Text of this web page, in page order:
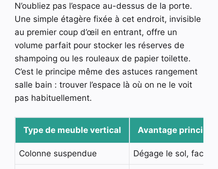
N’oubliez pas l’espace au-dessus de la porte.
Une simple étagère fixée à cet endroit, invisible
au premier coup d’œil en entrant, offre un
volume parfait pour stocker les réserves de
shampoing ou les rouleaux de papier toilette.
C’est le principe même des astuces rangement
salle bain : trouver l’espace là où on ne le voit
pas habituellement.
Type de meuble vertical Avantage principal
Colonne suspendue Dégage le sol,